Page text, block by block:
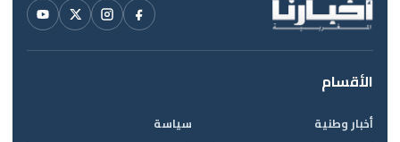
الأقسام
أخبار وطنية
سياسة